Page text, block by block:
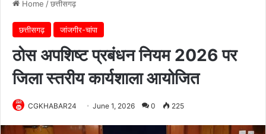
Home /छत्तीसगढ़
छत्तीसगढ़ जांजगीर-चांपा
ठोस अपशिष्ट प्रबंधन नियम 2026 पर
जिला स्तरीय कार्यशाला आयोजित
CGKHABAR24 June 1, 2026 0 225